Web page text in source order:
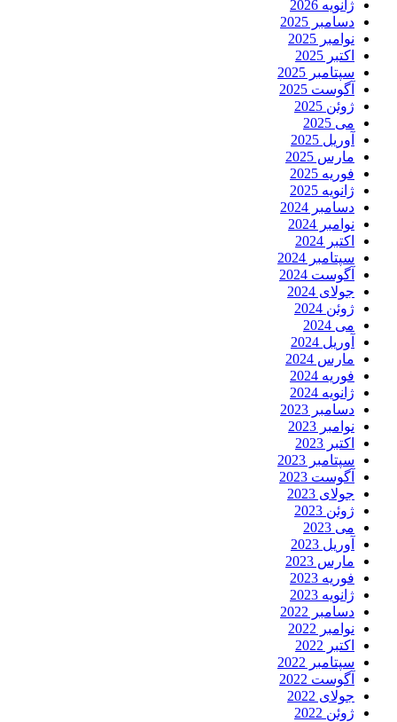
2026
2025
2025
2025
2025
2025
2025
2025
2025
2025
2025
2024
2024
2024
2024
2024
2024
2024
2024
2024
2024
2024
2023
2023
2023
2023
2023
2023
2023
2023
2023
2023
2023
2022
2022
2022
2022
2022
2022
2022